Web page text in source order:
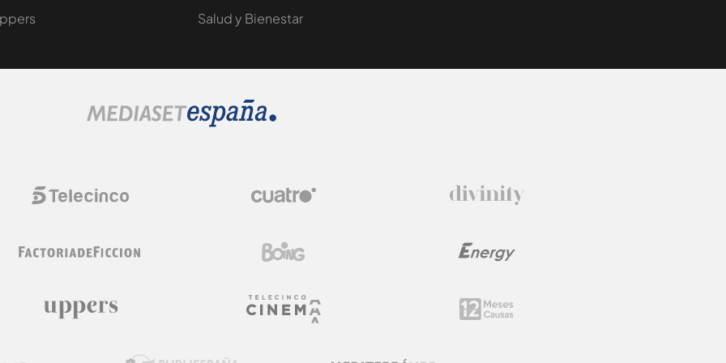
Salud y Bienestar